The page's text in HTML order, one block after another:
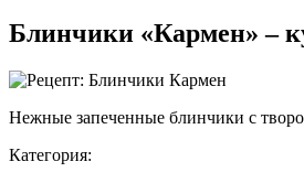
Блинчики «Кармен» –
Нежные запеченные блинчики с
Категория: